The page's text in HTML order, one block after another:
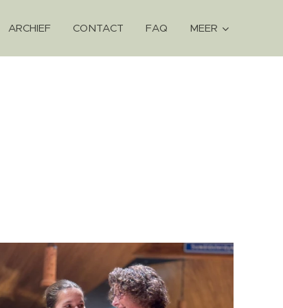
ARCHIEF CONTACT FAQ MEER